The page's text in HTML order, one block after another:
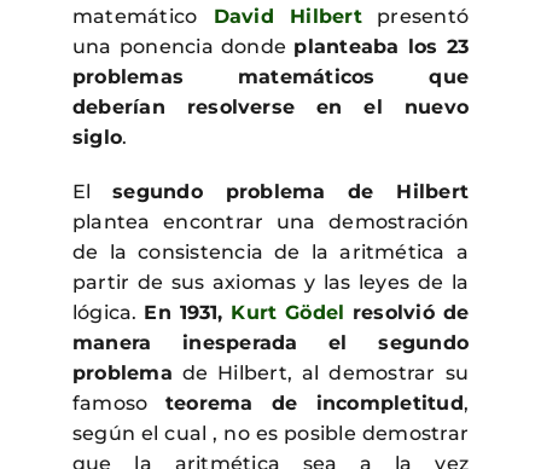
matemático David Hilbertpresentó
una ponencia donde planteaba los 23
problemas matemáticos que
deberían resolverse en el nuevo
siglo.
Elsegundo problema de Hilbert
plantea encontrar una demostración
de la consistencia de la aritmética a
partir de sus axiomas y las leyes de la
lógica. En 1931, Kurt Gödel resolvió de
manera inesperada el segundo
problema de Hilbert, al demostrar su
famoso teorema de incompletitud,
según el cual , no es posible demostrar
que la aritmética sea a la vez